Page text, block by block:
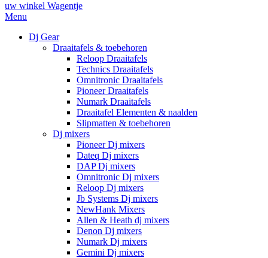
uw winkel Wagentje
Menu
Dj Gear
Draaitafels & toebehoren
Reloop Draaitafels
Technics Draaitafels
Omnitronic Draaitafels
Pioneer Draaitafels
Numark Draaitafels
Draaitafel Elementen & naalden
Slipmatten & toebehoren
Dj mixers
Pioneer Dj mixers
Dateq Dj mixers
DAP Dj mixers
Omnitronic Dj mixers
Reloop Dj mixers
Jb Systems Dj mixers
NewHank Mixers
Allen & Heath dj mixers
Denon Dj mixers
Numark Dj mixers
Gemini Dj mixers